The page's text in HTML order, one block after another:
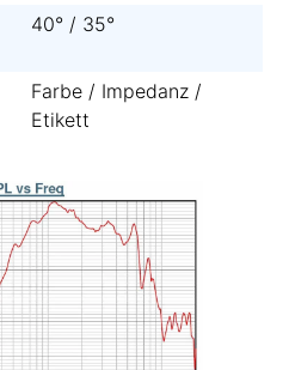
40° / 35°
Farbe / Impedanz /
Etikett